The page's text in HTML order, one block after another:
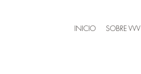
INICIO SOBRE VVV